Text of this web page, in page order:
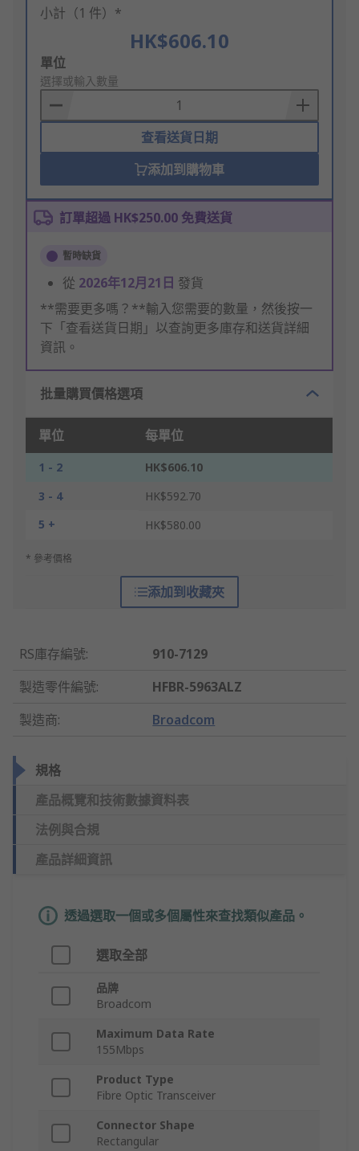
小計（1 件）*
HK$606.10
Add
to
Basket
單位
選擇或輸入數量
查看送貨日期
添加到購物車
訂單超過 HK$250.00 免費送貨
暫時缺貨
從 2026年12月21日 發貨
**需要更多嗎？**輸入您需要的數量，然後按一
下「查看送貨日期」以查詢更多庫存和送貨詳細
資訊。
批量購買價格選項
單位 每單位
1 - 2
HK$606.10
3 - 4
HK$592.70
5 +
HK$580.00
* 參考價格
添加到收藏夾
RS庫存編號:
910-7129
製造零件編號:
HFBR-5963ALZ
製造商: Broadcom
規格
產品概覽和技術數據資料表
法例與合規
產品詳細資訊
透過選取一個或多個屬性來查找類似產品。
選取全部
品牌
Broadcom
Maximum Data Rate
155Mbps
Product Type
Fibre Optic Transceiver
Connector Shape
Rectangular